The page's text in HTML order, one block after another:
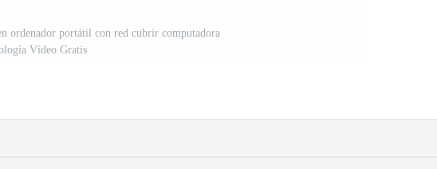
ordenador portátil con red cubrir computadora
Vídeo Gratis